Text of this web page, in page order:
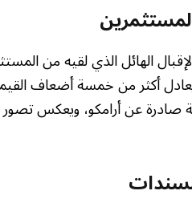
الهائل الذي لقيه من
وهو ما يعادل أكثر من خمسة
صادرة عن أرامكو، ويعكس